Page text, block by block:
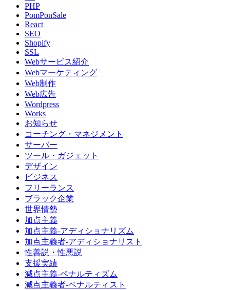
PHP
PomPonSale
React
SEO
Shopify
SSL
Webサービス紹介
Webマーケティング
Web制作
Web広告
Wordpress
Works
お知らせ
コーチング・マネジメント
サーバー
ツール・ガジェット
デザイン
ビジネス
フリーランス
ブラック企業
世界情勢
加点主義
加点主義-アディショナリズム
加点主義者-アディショナリスト
性善説・性悪説
支援実績
減点主義-ペナルティズム
減点主義者-ペナルティスト